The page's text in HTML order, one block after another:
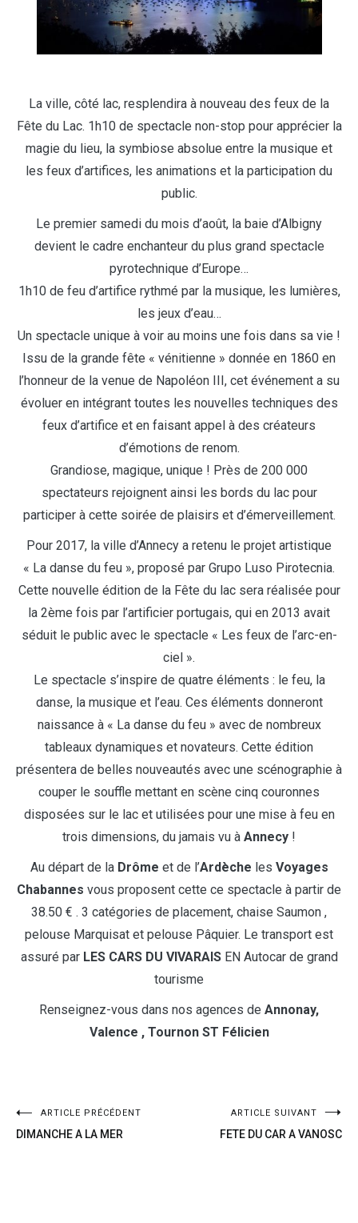
La ville, côté lac, resplendira à nouveau des feux de la
Fête du Lac. 1h10 de spectacle non-stop pour apprécier la
magie du lieu, la symbiose absolue entre la musique et
les feux d’artifices, les animations et la participation du
public.
Le premier samedi du mois d’août, la baie d’Albigny
devient le cadre enchanteur du plus grand spectacle
pyrotechnique d’Europe…
1h10 de feu d’artifice rythmé par la musique, les lumières,
les jeux d’eau…
Un spectacle unique à voir au moins une fois dans sa vie !
Issu de la grande fête « vénitienne » donnée en 1860 en
l’honneur de la venue de Napoléon III, cet événement a su
évoluer en intégrant toutes les nouvelles techniques des
feux d’artifice et en faisant appel à des créateurs
d’émotions de renom.
Grandiose, magique, unique ! Près de 200 000
spectateurs rejoignent ainsi les bords du lac pour
participer à cette soirée de plaisirs et d’émerveillement.
Pour 2017, la ville d’Annecy a retenu le projet artistique
« La danse du feu », proposé par Grupo Luso Pirotecnia.
Cette nouvelle édition de la Fête du lac sera réalisée pour
la 2ème fois par l’artificier portugais, qui en 2013 avait
séduit le public avec le spectacle « Les feux de l’arc-en-
ciel ».
Le spectacle s’inspire de quatre éléments : le feu, la
danse, la musique et l’eau. Ces éléments donneront
naissance à « La danse du feu » avec de nombreux
tableaux dynamiques et novateurs. Cette édition
présentera de belles nouveautés avec une scénographie à
couper le souffle mettant en scène cinq couronnes
disposées sur le lac et utilisées pour une mise à feu en
trois dimensions, du jamais vu à Annecy !
Au départ de la Drôme et de l’Ardèche les Voyages
Chabannes vous proposent cette ce spectacle à partir de
38.50 € . 3 catégories de placement, chaise Saumon ,
pelouse Marquisat et pelouse Pâquier. Le transport est
assuré par LES CARS DU VIVARAISEN Autocar de grand
tourisme
Renseignez-vous dans nos agences de Annonay,
Valence , Tournon ST Félicien
ARTICLE PRÉCÉDENT
DIMANCHE A LA MER
ARTICLE SUIVANT
FETE DU CAR A VANOSC